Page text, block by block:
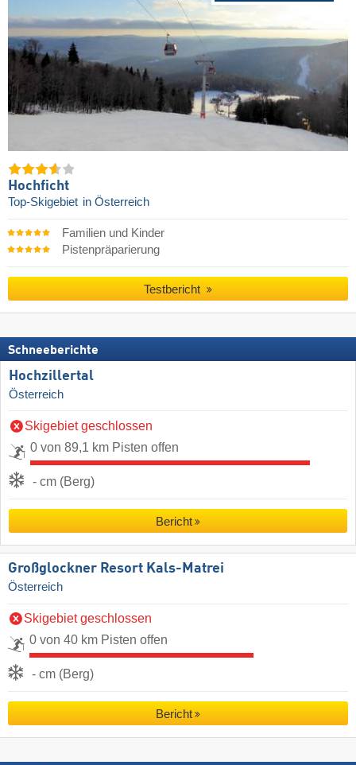
Hochficht
Top-Skigebiet in Österreich
Familien und Kinder
Pistenpräparierung
Testbericht
Schneeberichte
Hochzillertal
Österreich
Skigebiet geschlossen
0 von 89,1 km Pisten offen
- cm (Berg)
Bericht
Großglockner Resort Kals-Matrei
Österreich
Skigebiet geschlossen
0 von 40 km Pisten offen
- cm (Berg)
Bericht